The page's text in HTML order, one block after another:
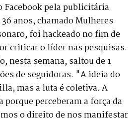
Facebook pela publicitária
anos, chamado Mulheres
foi hackeado no fim de
criticar o líder nas pesquisas.
nesta semana, saltou de 1
de seguidoras. "A ideia do
mas a luta é coletiva. A
porque perceberam a força da
o direito de nos manifestar